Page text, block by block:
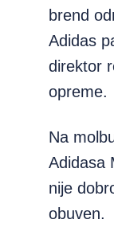
brend
Adidas
direktor
opreme.
Na
Adidasa
nije
obuven.